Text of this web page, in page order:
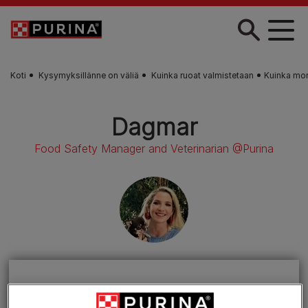
Skip to main content
Koti Kysymyksillänne on väliä Kuinka ruoat valmistetaan Kuinka
Dagmar
Food Safety Manager and Veterinarian @Purina